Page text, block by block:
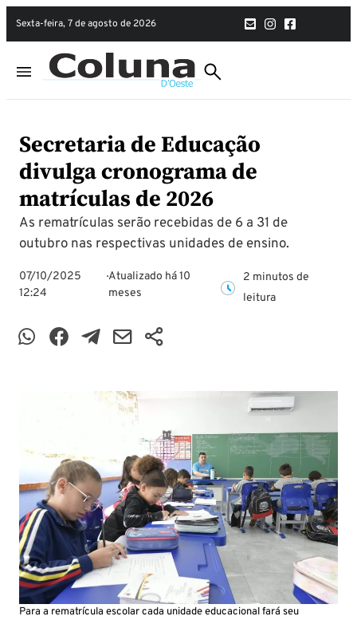
sexta-feira, 7 de agosto de 2026
Secretaria de Educação
divulga cronograma de
matrículas de 2026
As rematrículas serão recebidas de 6 a 31 de
outubro nas respectivas unidades de ensino.
07/10/2025
12:24
Atualizado há 10
meses
2 minutos de
leitura
Para a rematrícula escolar cada unidade educacional fará seu